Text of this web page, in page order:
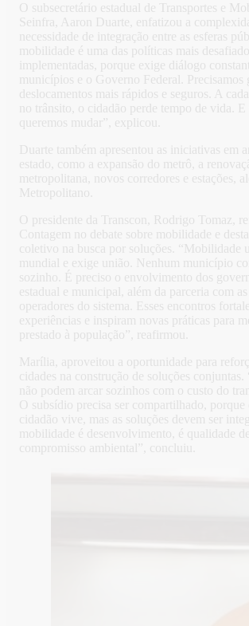
O subsecretário estadual de Transportes e
Seinfra, Aaron Duarte, enfatizou a
necessidade de integração entre as esferas
mobilidade é uma das políticas mais
implementadas, porque exige diálogo
municípios e o Governo Federal. Precisamos
deslocamentos mais rápidos e seguros. A
no trânsito, o cidadão perde tempo de vida. E
queremos mudar”, explicou.
Duarte também apresentou as iniciativas em
estado, como a expansão do metrô, a
metropolitana, novos corredores e estações,
Metropolitano.
O presidente da Transcon, Rodrigo Tomaz,
Contagem no debate sobre mobilidade e
coletivo na busca por soluções. “Mobilidade
mundial e exige união. Nenhum município
sozinho. É preciso o envolvimento dos
estadual e municipal, além da parceria com as
operadores do sistema. Esses encontros
experiências e inspiram novas práticas para
prestado à população”, reafirmou.
Marília, aproveitou a oportunidade para
cidades na construção de soluções
não podem arcar sozinhos com o custo do
O subsídio precisa ser compartilhado, porque
cidadão vive, mas as soluções devem ser
mobilidade é desenvolvimento, é qualidade
compromisso ambiental”, concluiu.